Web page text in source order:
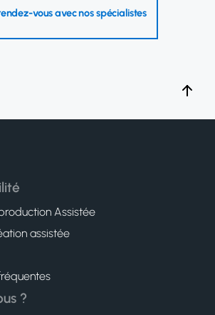
vous avec nos spécialistes
Assistée
assistée
?